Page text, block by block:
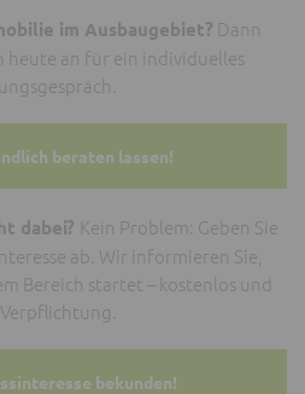
im Ausbaugebiet? Dann
heute an für ein individuelles
beraten lassen!
dabei? Kein Problem: Geben Sie
ab. Wir informieren Sie,
Bereich startet – kostenlos und
bekunden!